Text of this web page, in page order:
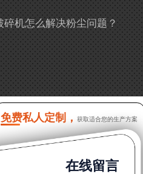
机怎么解决粉尘问题？
线出个方案及报价，有什
产500吨锤破，加工石灰石
破碎设备有吗？给个详细
免费私人定制， 获取适合您的生产方案
在线留言